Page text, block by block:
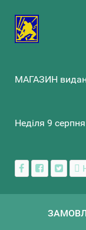
МАГАЗИН
Неділя 9